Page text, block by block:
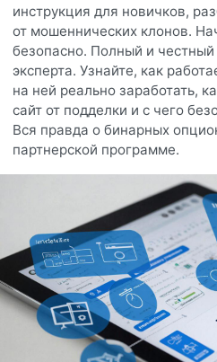
инструкция для новичков,
от мошеннических клонов.
безопасно. Полный и
эксперта. Узнайте, как
на ней реально заработать,
сайт от подделки и с чего
Вся правда о бинарных
партнерской программе.